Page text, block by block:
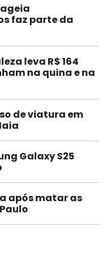
faz parte da
leva R$ 164
na quina e na
de viatura em
Galaxy S25
após matar as